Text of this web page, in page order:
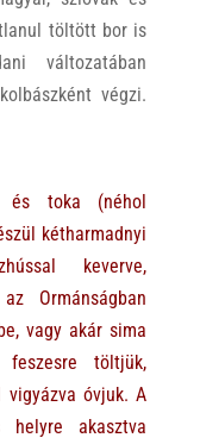
töltött bor is
változatában
végzi.
és toka (néhol
kétharmadnyi
keverve,
Ormánságban
vagy akár sima
töltjük,
óvjuk. A
akasztva